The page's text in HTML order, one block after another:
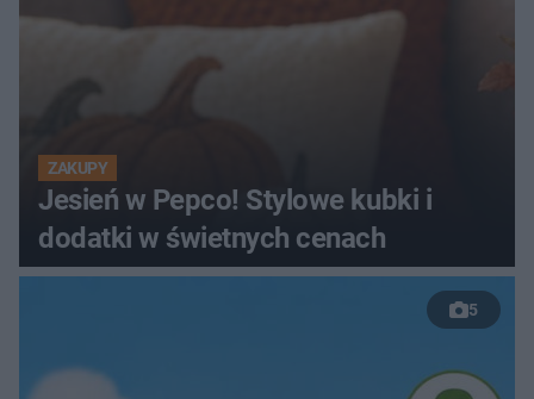
ZAKUPY
Jesień w Pepco! Stylowe kubki i
dodatki w świetnych cenach
5